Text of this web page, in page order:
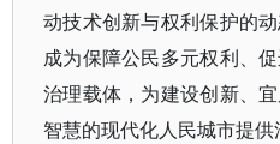
动技术创新与权利保护的
成为保障公民多元权利、
治理载体，为建设创新、
智慧的现代化人民城市提供